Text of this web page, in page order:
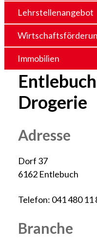
Lehrstellenangebot
Immobilien
Drogerie
Adresse
Dorf 37
6162 Entlebuch
Telefon: 041 480 11
Branche